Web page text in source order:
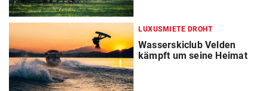
LUXUSMIETE DROHT
Wasserskiclub Velden
kämpft um seine Heimat